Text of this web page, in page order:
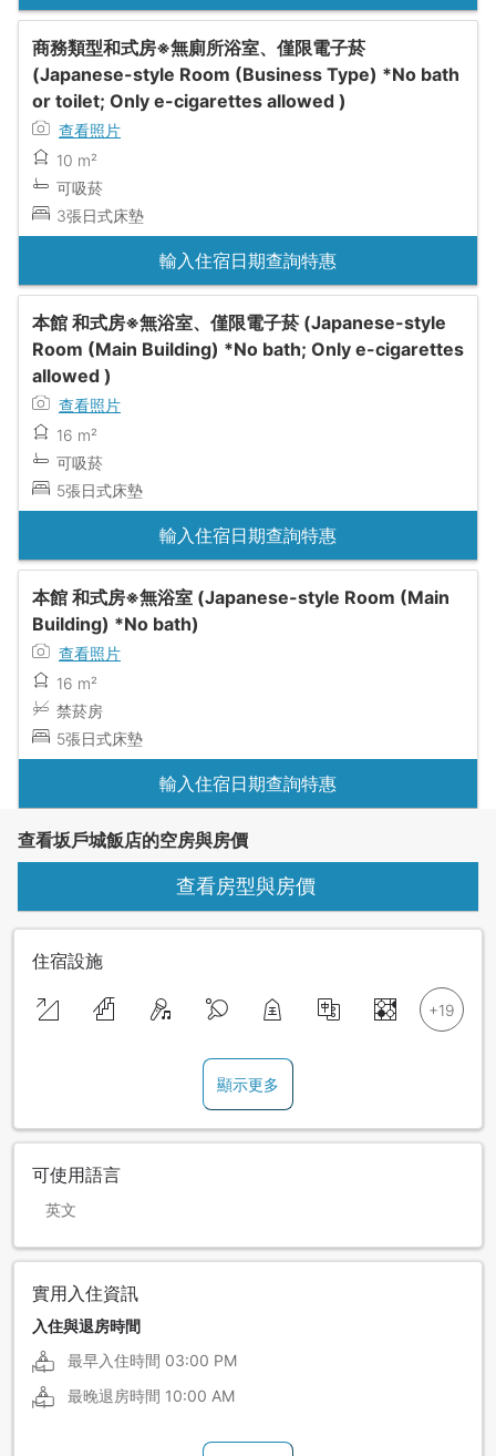
商務類型和式房※無廁所浴室、僅限電子菸
(Japanese-style Room (Business Type) *No bath
or toilet; Only e-cigarettes allowed )
查看照片
10 m²
可吸菸
3張日式床墊
輸入住宿日期查詢特惠
本館 和式房※無浴室、僅限電子菸 (Japanese-style
Room (Main Building) *No bath; Only e-cigarettes
allowed )
查看照片
16 m²
可吸菸
5張日式床墊
輸入住宿日期查詢特惠
本館 和式房※無浴室 (Japanese-style Room (Main
Building) *No bath)
查看照片
16 m²
禁菸房
5張日式床墊
輸入住宿日期查詢特惠
查看坂戶城飯店的空房與房價
查看房型與房價
住宿設施
顯示更多
可使用語言
英文
實用入住資訊
入住與退房時間
最早入住時間 03:00 PM
最晚退房時間 10:00 AM